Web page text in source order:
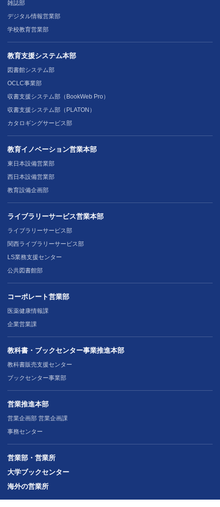
雑誌部
デジタル情報営業部
学校教育営業部
教育支援システム本部
図書館システム部
OCLC事業部
収書支援システム部（BookWeb Pro）
収書支援システム部（PLATON）
カタロギングサービス部
教育イノベーション営業本部
東日本設備営業部
西日本設備営業部
教育設備企画部
ライブラリーサービス営業本部
ライブラリーサービス部
関西ライブラリーサービス部
LS業務支援センター
公共図書館部
コーポレート営業部
医薬健康情報課
企業営業課
教科書・ブックセンター事業推進本部
教科書販売支援センター
ブックセンター事業部
営業推進本部
営業企画部 営業企画課
事務センター
営業部・営業所
大学ブックセンター
海外の営業所